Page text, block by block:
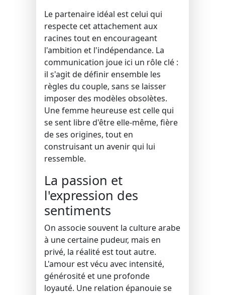
Le partenaire idéal est celui qui
respecte cet attachement aux
racines tout en encourageant
l'ambition et l'indépendance. La
communication joue ici un rôle clé :
il s'agit de définir ensemble les
règles du couple, sans se laisser
imposer des modèles obsolètes.
Une femme heureuse est celle qui
se sent libre d'être elle-même, fière
de ses origines, tout en
construisant un avenir qui lui
ressemble.
La passion et
l'expression des
sentiments
On associe souvent la culture arabe
à une certaine pudeur, mais en
privé, la réalité est tout autre.
L'amour est vécu avec intensité,
générosité et une profonde
loyauté. Une relation épanouie se